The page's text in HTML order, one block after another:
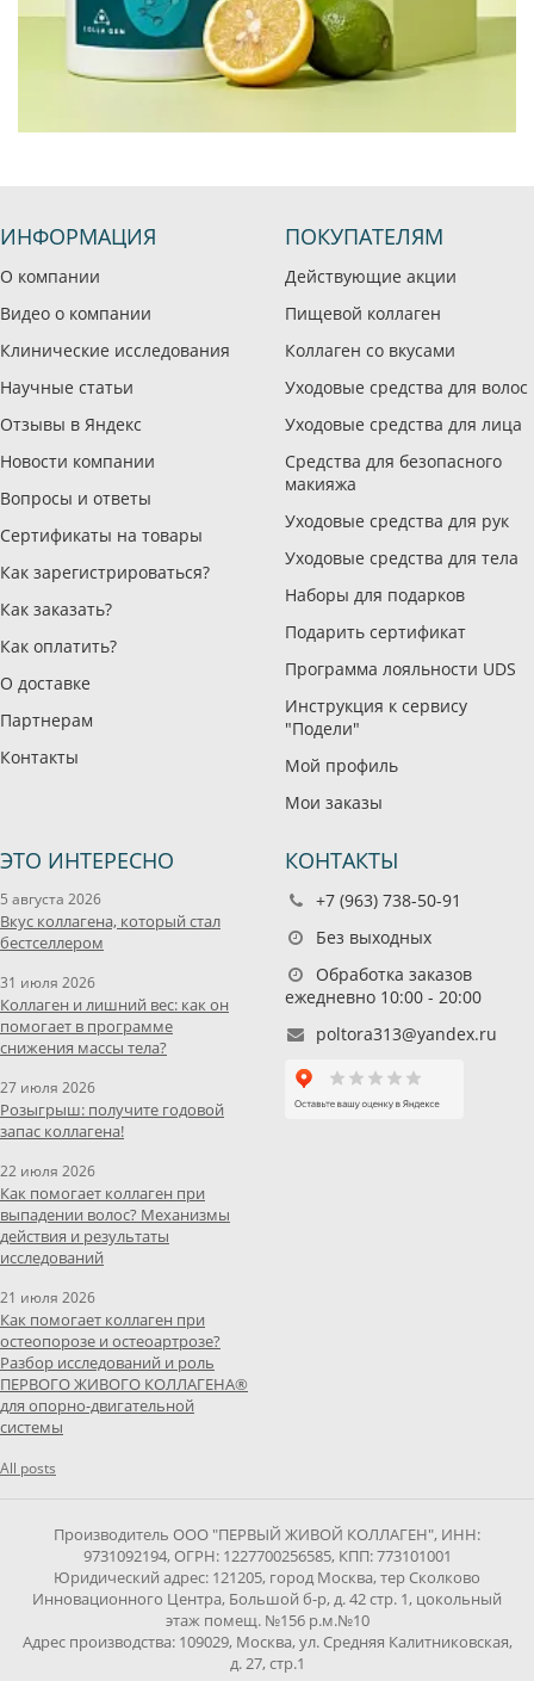
ИНФОРМАЦИЯ
О компании
Видео о компании
Клинические исследования
Научные статьи
Отзывы в Яндекс
Новости компании
Вопросы и ответы
Сертификаты на товары
Как зарегистрироваться?
Как заказать?
Как оплатить?
О доставке
Партнерам
Контакты
ПОКУПАТЕЛЯМ
Действующие акции
Пищевой коллаген
Коллаген со вкусами
Уходовые средства для волос
Уходовые средства для лица
Средства для безопасного
макияжа
Уходовые средства для рук
Уходовые средства для тела
Наборы для подарков
Подарить сертификат
Программа лояльности UDS
Инструкция к сервису
"Подели"
Мой профиль
Мои заказы
ЭТО ИНТЕРЕСНО
5 августа 2026
Вкус коллагена, который стал
бестселлером
31 июля 2026
Коллаген и лишний вес: как он
помогает в программе
снижения массы тела?
27 июля 2026
Розыгрыш: получите годовой
запас коллагена!
22 июля 2026
Как помогает коллаген при
выпадении волос? Механизмы
действия и результаты
исследований
21 июля 2026
Как помогает коллаген при
остеопорозе и остеоартрозе?
Разбор исследований и роль
ПЕРВОГО ЖИВОГО КОЛЛАГЕНА®
для опорно-двигательной
системы
All posts
КОНТАКТЫ
+7 (963) 738-50-91
Без выходных
Обработка заказов
ежедневно 10:00 - 20:00
poltora313@yandex.ru
Производитель ООО "ПЕРВЫЙ ЖИВОЙ КОЛЛАГЕН", ИНН:
9731092194, ОГРН: 1227700256585, КПП: 773101001
Юридический адрес: 121205, город Москва, тер Сколково
Инновационного Центра, Большой б-р, д. 42 стр. 1, цокольный
этаж помещ. №156 р.м.№10
Адрес производства: 109029, Москва, ул. Средняя Калитниковская,
д. 27, стр.1